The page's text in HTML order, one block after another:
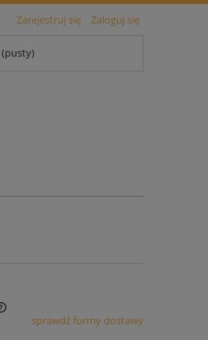
Zarejestruj się Zaloguj się
(pusty)
sprawdź formy dostawy